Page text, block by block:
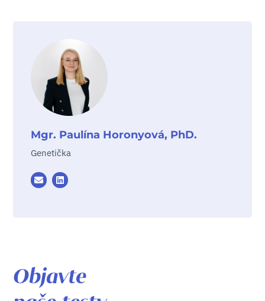
Mgr. Paulína Horonyová, PhD.
Genetička
Objavte